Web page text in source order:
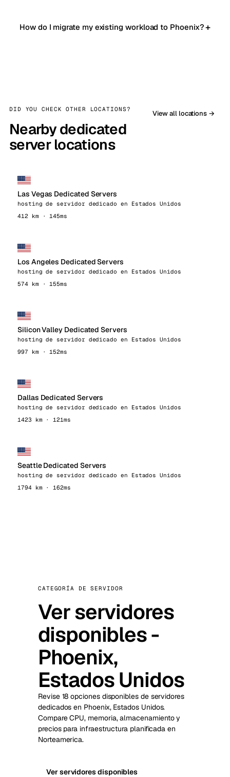
How do I migrate my existing workload to Phoenix?
DID YOU CHECK OTHER LOCATIONS?
Nearby dedicated
server locations
View all locations →
Las Vegas Dedicated Servers
hosting de servidor dedicado en Estados Unidos
412 km · 145ms
Los Angeles Dedicated Servers
hosting de servidor dedicado en Estados Unidos
574 km · 155ms
Silicon Valley Dedicated Servers
hosting de servidor dedicado en Estados Unidos
997 km · 152ms
Dallas Dedicated Servers
hosting de servidor dedicado en Estados Unidos
1423 km · 121ms
Seattle Dedicated Servers
hosting de servidor dedicado en Estados Unidos
1794 km · 162ms
CATEGORÍA DE SERVIDOR
Ver servidores
disponibles -
Phoenix,
Estados Unidos
Revise 18 opciones disponibles de servidores
dedicados en Phoenix, Estados Unidos.
Compare CPU, memoria, almacenamiento y
precios para infraestructura planificada en
Norteamerica.
Ver servidores disponibles